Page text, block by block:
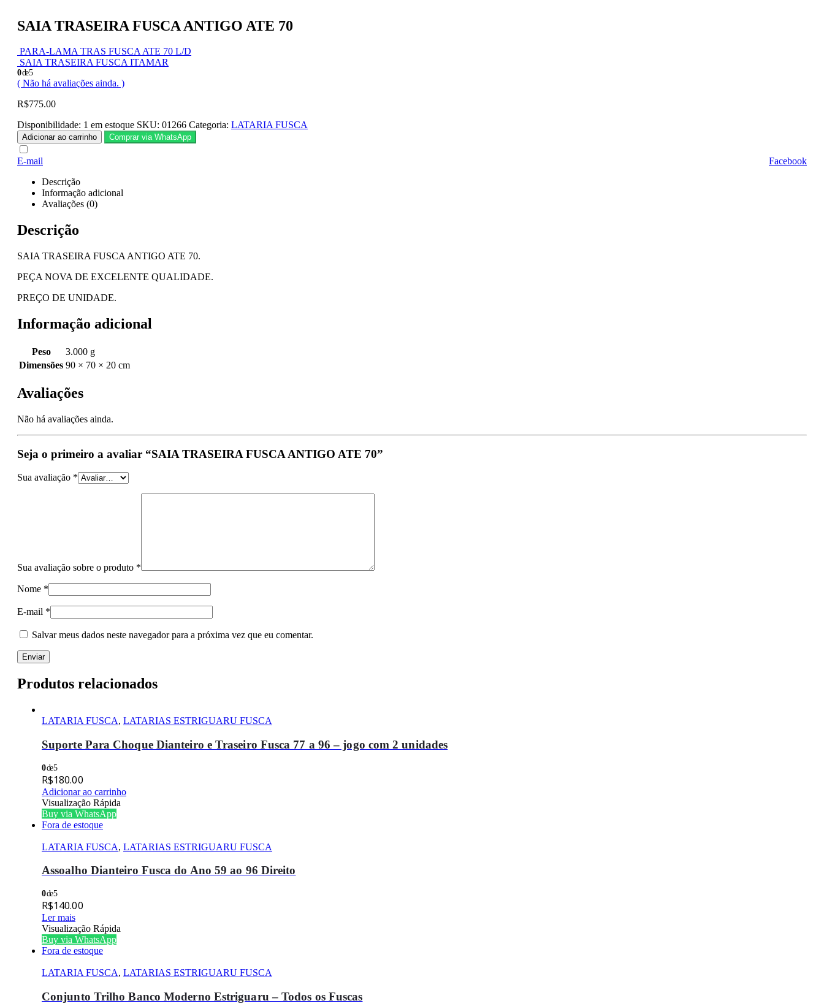
SAIA TRASEIRA FUSCA ANTIGO ATE 70
PARA-LAMA TRAS FUSCA ATE 70 L/D
SAIA TRASEIRA FUSCA ITAMAR
0de 5
( Não há avaliações ainda. )
R$775.00
Disponibilidade: 1 em estoque SKU: 01266 Categoria: LATARIA FUSCA
Adicionar ao carrinho Comprar via WhatsApp
Facebook
E-mail
Descrição
Informação adicional
Avaliações (0)
Descrição
SAIA TRASEIRA FUSCA ANTIGO ATE 70.
PEÇA NOVA DE EXCELENTE QUALIDADE.
PREÇO DE UNIDADE.
Informação adicional
Peso
3.000 g
Dimensões 90 × 70 × 20 cm
Avaliações
Não há avaliações ainda.
Seja o primeiro a avaliar “SAIA TRASEIRA FUSCA ANTIGO ATE 70”
Sua avaliação *
Sua avaliação sobre o produto *
Nome *
E-mail *
Salvar meus dados neste navegador para a próxima vez que eu comentar.
Produtos relacionados
LATARIA FUSCA, LATARIAS ESTRIGUARU FUSCA
Suporte Para Choque Dianteiro e Traseiro Fusca 77 a 96 – jogo com 2 unidades
0de 5
R$180.00
Adicionar ao carrinho
Visualização Rápida
Buy via WhatsApp
Fora de estoque
LATARIA FUSCA, LATARIAS ESTRIGUARU FUSCA
Assoalho Dianteiro Fusca do Ano 59 ao 96 Direito
0de 5
R$140.00
Ler mais
Visualização Rápida
Buy via WhatsApp
Fora de estoque
LATARIA FUSCA, LATARIAS ESTRIGUARU FUSCA
Conjunto Trilho Banco Moderno Estriguaru – Todos os Fuscas